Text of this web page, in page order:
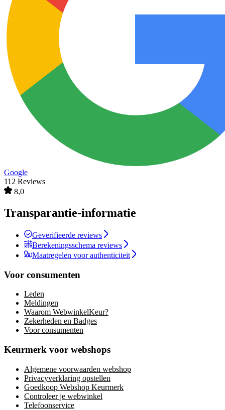
Google
112 Reviews
8,0
Transparantie-informatie
Geverifieerde reviews
Berekeningsschema reviews
Maatregelen voor authenticiteit
Voor consumenten
Leden
Meldingen
Waarom WebwinkelKeur?
Zekerheden en Badges
Voor consumenten
Keurmerk voor webshops
Algemene voorwaarden webshop
Privacyverklaring opstellen
Goedkoop Webshop Keurmerk
Controleer je webwinkel
Telefoonservice